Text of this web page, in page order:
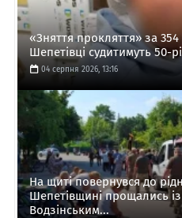
«Зняття прокляття» за 354
Шепетівці судитимуть 50-
04 серпня 2026, 13:16
На щиті повернувся до
Шепетівщині прощались
Водзінським...